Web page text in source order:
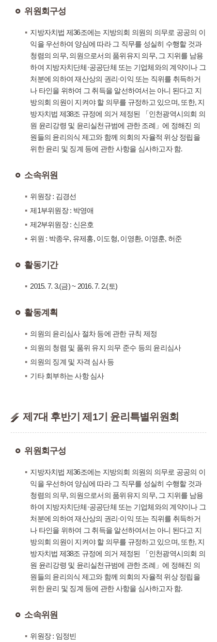
위원회구성
지방자치법 제36조에는 지방의회 의원의 의무로 공공의 이
익을 우선하여 양심에 따라 그 직무를 성실히 수행할 것과
청렴의 의무, 의원으로서의 품위유지 의무, 그 지위를 남용
하여 지방자치단체·공공단체 또는 기업체와의 계약이나 그
처분에 의하여 재산상의 권리·이익 또는 직위를 취득하거
나 타인을 위하여 그 취득을 알선하여서는 아니 된다고 지
방의회 의원이 지켜야 할 의무를 규정하고 있으며, 또한, 지
방자치법 제38조 규정에 의거 제정된 「인천광역시의회 의
원 윤리강령 및 윤리실천규범에 관한 조례」에 정해진 의
원들의 윤리의식 제고와 함께 의회의 자율적 위상 정립을
위한 윤리 및 징계 등에 관한 사항을 심사하고자 함.
소속위원
위원장 : 김경선
제1부위원장 : 박영애
제2부위원장 : 신은호
위원 : 박종우, 유제홍, 이도형, 이영환, 이영훈, 허준
활동기간
2015. 7. 3.(금) ~ 2016. 7. 2.(토)
활동계획
의원의 윤리심사 절차 등에 관한 규칙 제정
의원의 청렴 및 품위 유지 의무 준수 등의 윤리심사
의원의 징계 및 자격 심사 등
기타 회부하는 사항 심사
제7대 후반기 제1기 윤리특별위원회
위원회구성
지방자치법 제36조에는 지방의회 의원의 의무로 공공의 이
익을 우선하여 양심에 따라 그 직무를 성실히 수행할 것과
청렴의 의무, 의원으로서의 품위유지 의무, 그 지위를 남용
하여 지방자치단체·공공단체 또는 기업체와의 계약이나 그
처분에 의하여 재산상의 권리·이익 또는 직위를 취득하거
나 타인을 위하여 그 취득을 알선하여서는 아니 된다고 지
방의회 의원이 지켜야 할 의무를 규정하고 있으며, 또한, 지
방자치법 제38조 규정에 의거 제정된 「인천광역시의회 의
원 윤리강령 및 윤리실천규범에 관한 조례」에 정해진 의
원들의 윤리의식 제고와 함께 의회의 자율적 위상 정립을
위한 윤리 및 징계 등에 관한 사항을 심사하고자 함.
소속위원
위원장 : 임정빈